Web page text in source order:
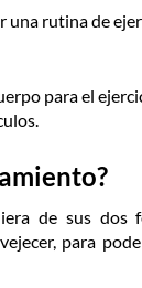
una rutina de
para el
de sus dos
para